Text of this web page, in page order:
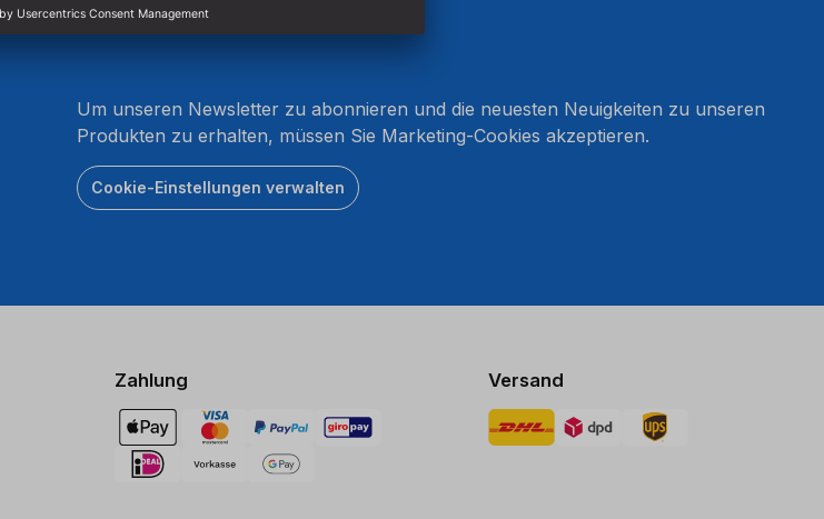
Um unseren Newsletter zu abonnieren und die neuesten Neuigkeiten zu unseren
Produkten zu erhalten, müssen Sie Marketing-Cookies akzeptieren.
Cookie-Einstellungen verwalten
Zahlung Versand